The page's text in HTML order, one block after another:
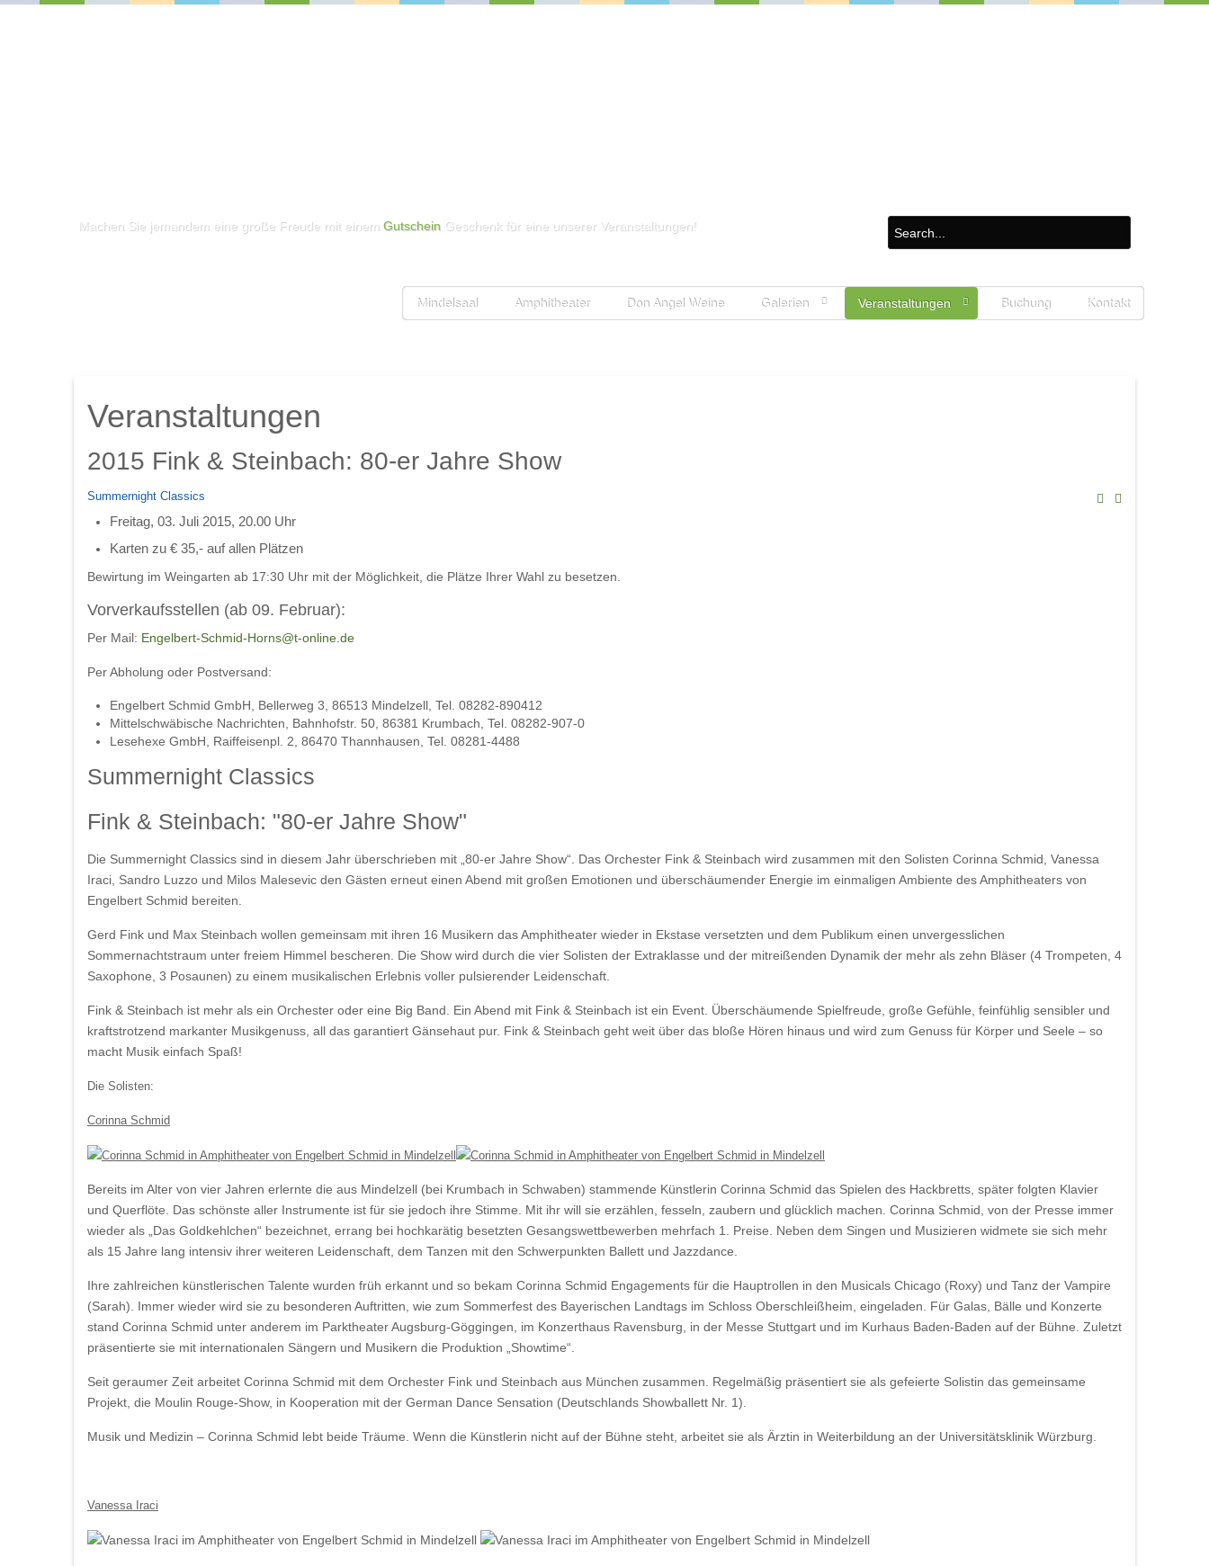
Machen Sie jemandem eine große Freude mit einem Gutschein Geschenk für eine unserer Veranstaltungen!
Mindelsaal Amphitheater Don Angel Weine Galerien Veranstaltungen Buchung Kontakt
Veranstaltungen
2015 Fink & Steinbach: 80-er Jahre Show
Summernight Classics
Freitag, 03. Juli 2015, 20.00 Uhr
Karten zu € 35,- auf allen Plätzen
Bewirtung im Weingarten ab 17:30 Uhr mit der Möglichkeit, die Plätze Ihrer Wahl zu besetzen.
Vorverkaufsstellen (ab 09. Februar):
Per Mail: Engelbert-Schmid-Horns@t-online.de
Per Abholung oder Postversand:
Engelbert Schmid GmbH, Bellerweg 3, 86513 Mindelzell, Tel. 08282-890412
Mittelschwäbische Nachrichten, Bahnhofstr. 50, 86381 Krumbach, Tel. 08282-907-0
Lesehexe GmbH, Raiffeisenpl. 2, 86470 Thannhausen, Tel. 08281-4488
Summernight Classics
Fink & Steinbach: "80-er Jahre Show"
Die Summernight Classics sind in diesem Jahr überschrieben mit „80-er Jahre Show“. Das Orchester Fink & Steinbach wird zusammen mit den Solisten Corinna Schmid, Vanessa
Iraci, Sandro Luzzo und Milos Malesevic den Gästen erneut einen Abend mit großen Emotionen und überschäumender Energie im einmaligen Ambiente des Amphitheaters von
Engelbert Schmid bereiten.
Gerd Fink und Max Steinbach wollen gemeinsam mit ihren 16 Musikern das Amphitheater wieder in Ekstase versetzten und dem Publikum einen unvergesslichen
Sommernachtstraum unter freiem Himmel bescheren. Die Show wird durch die vier Solisten der Extraklasse und der mitreißenden Dynamik der mehr als zehn Bläser (4 Trompeten, 4
Saxophone, 3 Posaunen) zu einem musikalischen Erlebnis voller pulsierender Leidenschaft.
Fink & Steinbach ist mehr als ein Orchester oder eine Big Band. Ein Abend mit Fink & Steinbach ist ein Event. Überschäumende Spielfreude, große Gefühle, feinfühlig sensibler und
kraftstrotzend markanter Musikgenuss, all das garantiert Gänsehaut pur. Fink & Steinbach geht weit über das bloße Hören hinaus und wird zum Genuss für Körper und Seele – so
macht Musik einfach Spaß!
Die Solisten:
Corinna Schmid
Bereits im Alter von vier Jahren erlernte die aus Mindelzell (bei Krumbach in Schwaben) stammende Künstlerin Corinna Schmid das Spielen des Hackbretts, später folgten Klavier
und Querflöte. Das schönste aller Instrumente ist für sie jedoch ihre Stimme. Mit ihr will sie erzählen, fesseln, zaubern und glücklich machen. Corinna Schmid, von der Presse immer
wieder als „Das Goldkehlchen“ bezeichnet, errang bei hochkarätig besetzten Gesangswettbewerben mehrfach 1. Preise. Neben dem Singen und Musizieren widmete sie sich mehr
als 15 Jahre lang intensiv ihrer weiteren Leidenschaft, dem Tanzen mit den Schwerpunkten Ballett und Jazzdance.
Ihre zahlreichen künstlerischen Talente wurden früh erkannt und so bekam Corinna Schmid Engagements für die Hauptrollen in den Musicals Chicago (Roxy) und Tanz der Vampire
(Sarah). Immer wieder wird sie zu besonderen Auftritten, wie zum Sommerfest des Bayerischen Landtags im Schloss Oberschleißheim, eingeladen. Für Galas, Bälle und Konzerte
stand Corinna Schmid unter anderem im Parktheater Augsburg-Göggingen, im Konzerthaus Ravensburg, in der Messe Stuttgart und im Kurhaus Baden-Baden auf der Bühne. Zuletzt
präsentierte sie mit internationalen Sängern und Musikern die Produktion „Showtime“.
Seit geraumer Zeit arbeitet Corinna Schmid mit dem Orchester Fink und Steinbach aus München zusammen. Regelmäßig präsentiert sie als gefeierte Solistin das gemeinsame
Projekt, die Moulin Rouge-Show, in Kooperation mit der German Dance Sensation (Deutschlands Showballett Nr. 1).
Musik und Medizin – Corinna Schmid lebt beide Träume. Wenn die Künstlerin nicht auf der Bühne steht, arbeitet sie als Ärztin in Weiterbildung an der Universitätsklinik Würzburg.
Vanessa Iraci